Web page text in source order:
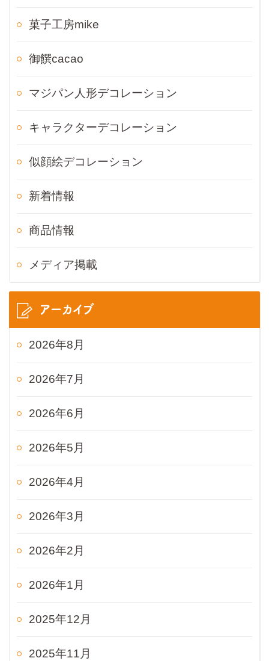
菓子工房mike
御饌cacao
マジパン人形デコレーション
キャラクターデコレーション
似顔絵デコレーション
新着情報
商品情報
メディア掲載
アーカイブ
2026年8月
2026年7月
2026年6月
2026年5月
2026年4月
2026年3月
2026年2月
2026年1月
2025年12月
2025年11月